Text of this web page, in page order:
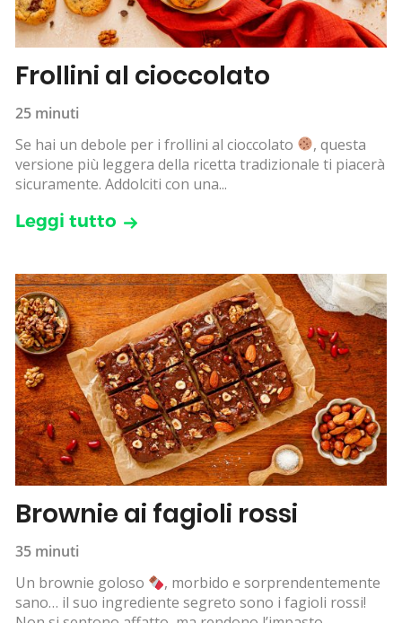
Frollini al cioccolato
25 minuti
Se hai un debole per i frollini al cioccolato
, questa
versione più leggera della ricetta tradizionale ti piacerà
sicuramente. Addolciti con una...
Leggi tutto
Brownie ai fagioli rossi
35 minuti
Un brownie goloso
, morbido e sorprendentemente
sano… il suo ingrediente segreto sono i fagioli rossi!